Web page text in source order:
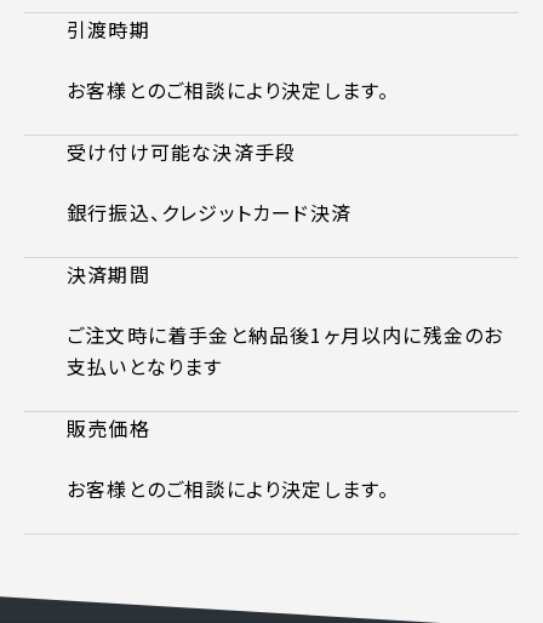
引渡時期
お客様とのご相談により決定します。
受け付け可能な決済手段
銀行振込、クレジットカード決済
決済期間
ご注文時に着手金と納品後1ヶ月以内に残金のお
支払いとなります
販売価格
お客様とのご相談により決定します。